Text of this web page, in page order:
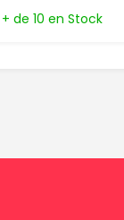
+ de 10 en Stock